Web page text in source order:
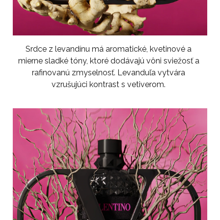
Srdce z levandínu má aromatické, kvetinové a
mierne sladké tóny, ktoré dodávajú vôni sviežosť a
rafinovanú zmyselnosť. Levanduľa vytvára
vzrušujúci kontrast s vetiverom.